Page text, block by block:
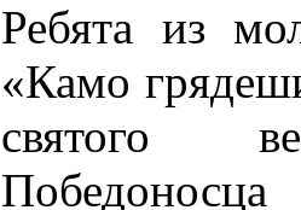
Ребята из
«Камо
святого